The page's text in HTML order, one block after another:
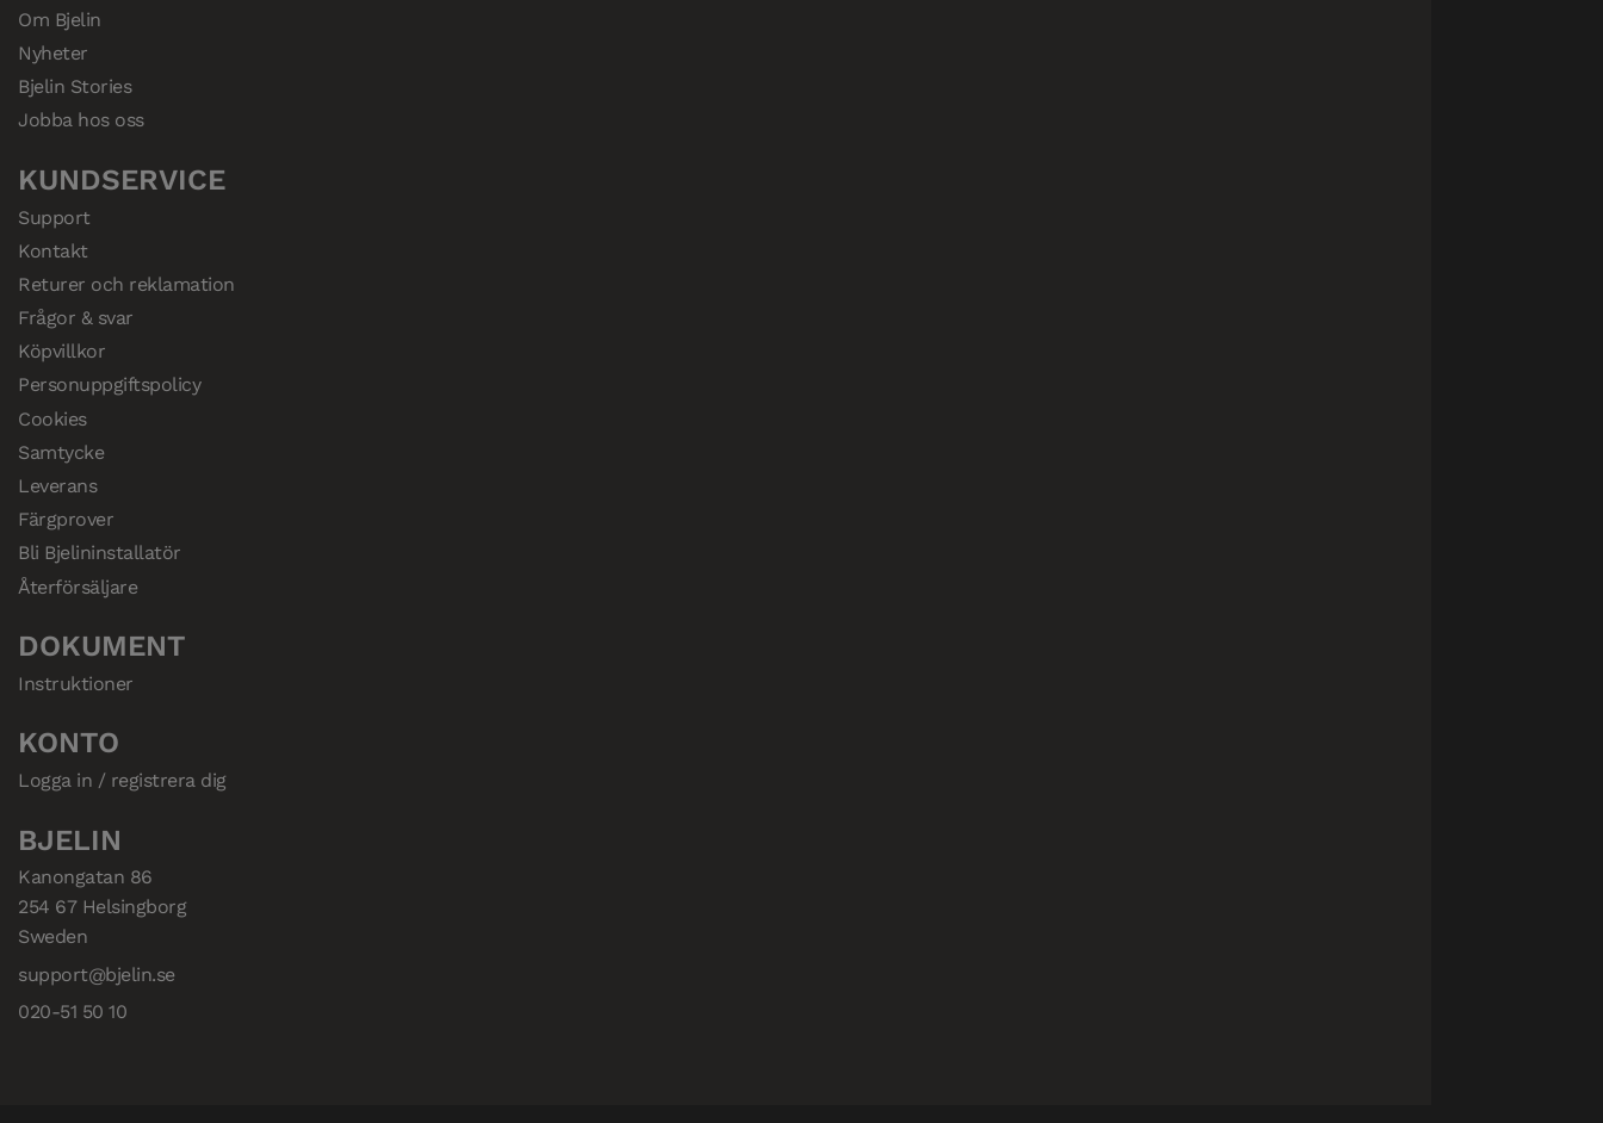
Om Bjelin
Nyheter
Bjelin Stories
Jobba hos oss
KUNDSERVICE
Support
Kontakt
Returer och reklamation
Frågor & svar
Köpvillkor
Personuppgiftspolicy
Cookies
Samtycke
Leverans
Färgprover
Bli Bjelininstallatör
Återförsäljare
DOKUMENT
Instruktioner
KONTO
Logga in / registrera dig
BJELIN
Kanongatan 86
254 67 Helsingborg
Sweden
support@bjelin.se
020-51 50 10